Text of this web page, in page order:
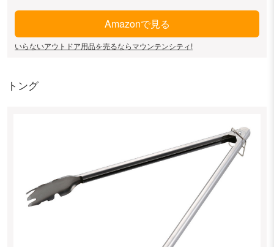
Amazonで見る
いらないアウトドア用品を売るならマウンテンシティ!
トング